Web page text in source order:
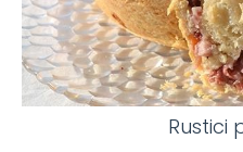
Rustici